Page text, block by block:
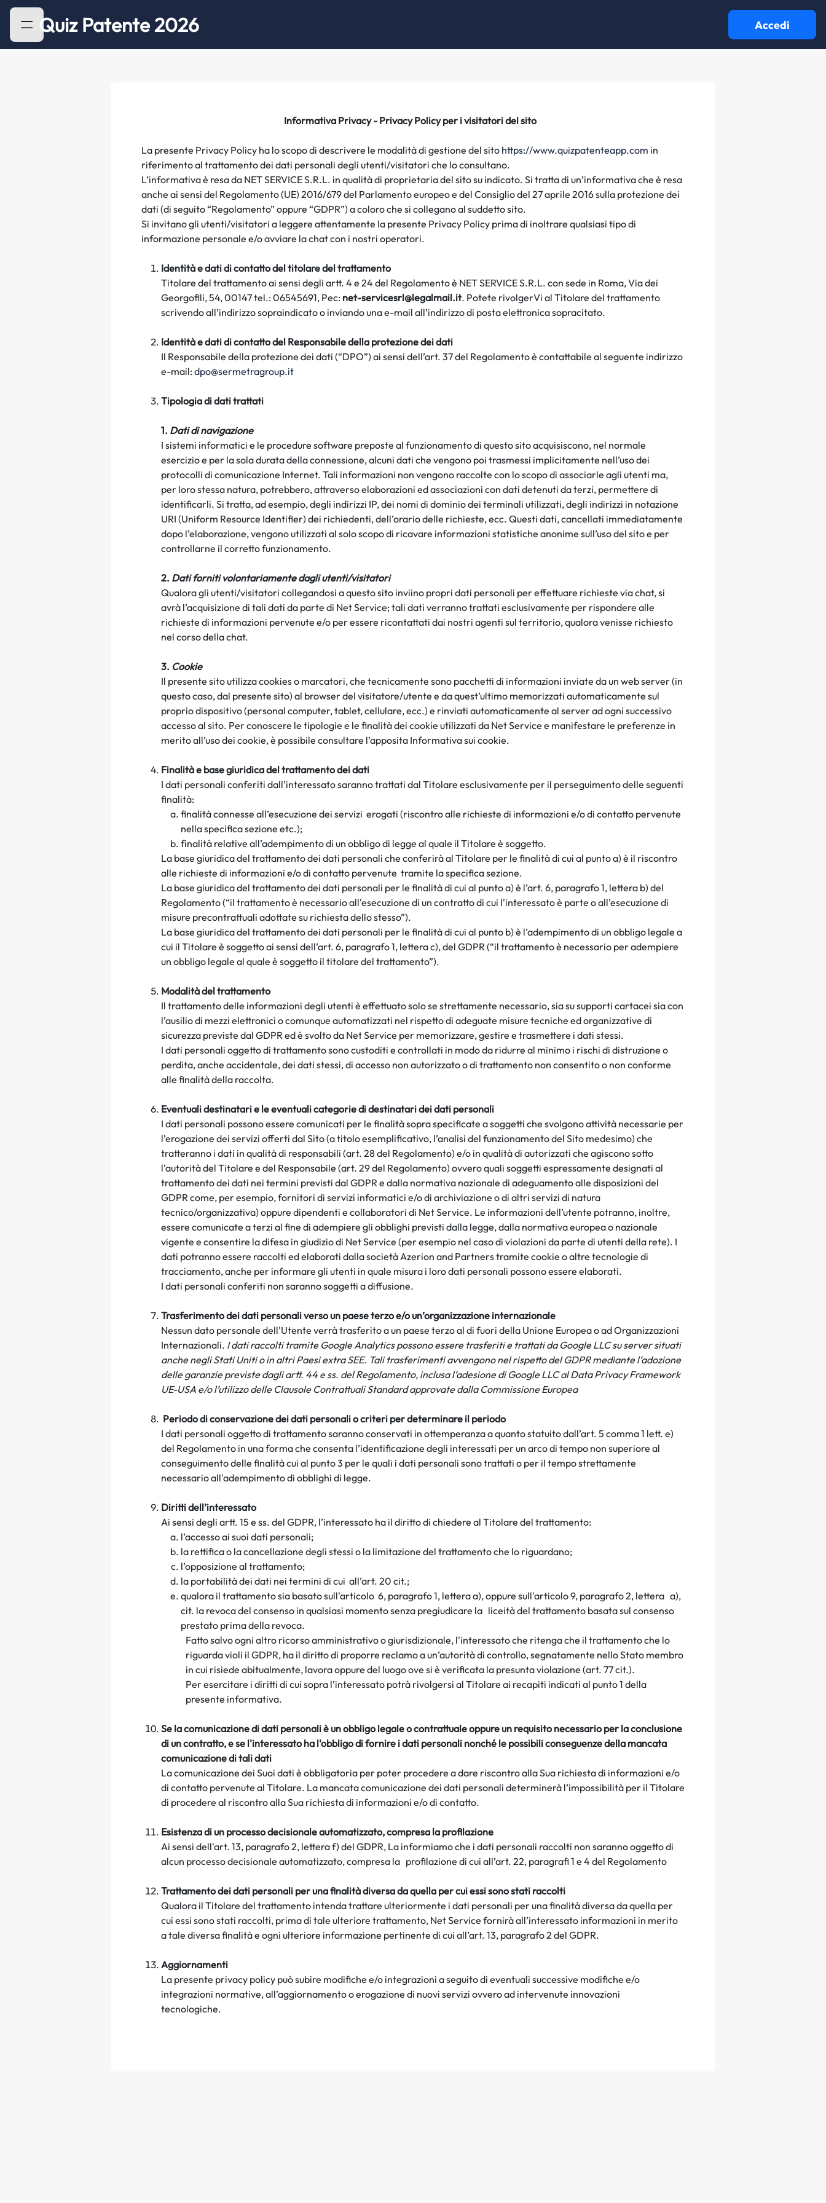
Quiz Patente 2026 Accedi
Informativa Privacy - Privacy Policy per i visitatori del sito
La presente Privacy Policy ha lo scopo di descrivere le modalità di gestione del sito https://www.quizpatenteapp.com in
riferimento al trattamento dei dati personali degli utenti/visitatori che lo consultano.
L’informativa è resa da NET SERVICE S.R.L. in qualità di proprietaria del sito su indicato. Si tratta di un’informativa che è resa
anche ai sensi del Regolamento (UE) 2016/679 del Parlamento europeo e del Consiglio del 27 aprile 2016 sulla protezione dei
dati (di seguito “Regolamento” oppure “GDPR”) a coloro che si collegano al suddetto sito.
Si invitano gli utenti/visitatori a leggere attentamente la presente Privacy Policy prima di inoltrare qualsiasi tipo di
informazione personale e/o avviare la chat con i nostri operatori.
Identità e dati di contatto del titolare del trattamento
Titolare del trattamento ai sensi degli artt. 4 e 24 del Regolamento è NET SERVICE S.R.L. con sede in Roma, Via dei
Georgofili, 54, 00147 tel.: 06545691, Pec: net-servicesrl@legalmail.it. Potete rivolgerVi al Titolare del trattamento
scrivendo all’indirizzo sopraindicato o inviando una e-mail all’indirizzo di posta elettronica sopracitato.
Identità e dati di contatto del Responsabile della protezione dei dati
Il Responsabile della protezione dei dati (“DPO”) ai sensi dell’art. 37 del Regolamento è contattabile al seguente indirizzo
e-mail: dpo@sermetragroup.it
Tipologia di dati trattati
1. Dati di navigazione
I sistemi informatici e le procedure software preposte al funzionamento di questo sito acquisiscono, nel normale
esercizio e per la sola durata della connessione, alcuni dati che vengono poi trasmessi implicitamente nell’uso dei
protocolli di comunicazione Internet. Tali informazioni non vengono raccolte con lo scopo di associarle agli utenti ma,
per loro stessa natura, potrebbero, attraverso elaborazioni ed associazioni con dati detenuti da terzi, permettere di
identificarli. Si tratta, ad esempio, degli indirizzi IP, dei nomi di dominio dei terminali utilizzati, degli indirizzi in notazione
URI (Uniform Resource Identifier) dei richiedenti, dell’orario delle richieste, ecc. Questi dati, cancellati immediatamente
dopo l’elaborazione, vengono utilizzati al solo scopo di ricavare informazioni statistiche anonime sull’uso del sito e per
controllarne il corretto funzionamento.
2. Dati forniti volontariamente dagli utenti/visitatori
Qualora gli utenti/visitatori collegandosi a questo sito inviino propri dati personali per effettuare richieste via chat, si
avrà l’acquisizione di tali dati da parte di Net Service; tali dati verranno trattati esclusivamente per rispondere alle
richieste di informazioni pervenute e/o per essere ricontattati dai nostri agenti sul territorio, qualora venisse richiesto
nel corso della chat.
3. Cookie
Il presente sito utilizza cookies o marcatori, che tecnicamente sono pacchetti di informazioni inviate da un web server (in
questo caso, dal presente sito) al browser del visitatore/utente e da quest’ultimo memorizzati automaticamente sul
proprio dispositivo (personal computer, tablet, cellulare, ecc.) e rinviati automaticamente al server ad ogni successivo
accesso al sito. Per conoscere le tipologie e le finalità dei cookie utilizzati da Net Service e manifestare le preferenze in
merito all’uso dei cookie, è possibile consultare l’apposita Informativa sui cookie.
Finalità e base giuridica del trattamento dei dati
I dati personali conferiti dall’interessato saranno trattati dal Titolare esclusivamente per il perseguimento delle seguenti
finalità:
finalità connesse all’esecuzione dei servizi erogati (riscontro alle richieste di informazioni e/o di contatto pervenute
nella specifica sezione etc.);
finalità relative all’adempimento di un obbligo di legge al quale il Titolare è soggetto.
La base giuridica del trattamento dei dati personali che conferirà al Titolare per le finalità di cui al punto a) è il riscontro
alle richieste di informazioni e/o di contatto pervenute tramite la specifica sezione.
La base giuridica del trattamento dei dati personali per le finalità di cui al punto a) è l’art. 6, paragrafo 1, lettera b) del
Regolamento (“il trattamento è necessario all'esecuzione di un contratto di cui l'interessato è parte o all'esecuzione di
misure precontrattuali adottate su richiesta dello stesso”).
La base giuridica del trattamento dei dati personali per le finalità di cui al punto b) è l’adempimento di un obbligo legale a
cui il Titolare è soggetto ai sensi dell’art. 6, paragrafo 1, lettera c), del GDPR (“il trattamento è necessario per adempiere
un obbligo legale al quale è soggetto il titolare del trattamento”).
Modalità deltrattamento
Il trattamento delle informazioni degli utenti è effettuato solo se strettamente necessario,sia su supporti cartacei sia con
l’ausilio di mezzi elettronici o comunque automatizzati nel rispetto di adeguate misure tecniche ed organizzative di
sicurezza previste dal GDPR ed è svolto da Net Service per memorizzare, gestire e trasmettere i dati stessi.
I dati personali oggetto di trattamento sono custoditi e controllati in modo da ridurre al minimo i rischi di distruzione o
perdita, anche accidentale, dei dati stessi, di accesso non autorizzato o di trattamento non consentito o non conforme
alle finalità della raccolta.
Eventuali destinatari e le eventuali categorie di destinatari dei dati personali
I dati personali possono essere comunicati per le finalità sopra specificate a soggetti che svolgono attività necessarie per
l’erogazione dei servizi offerti dal Sito (a titolo esemplificativo, l’analisi del funzionamento del Sito medesimo) che
tratteranno i dati in qualità di responsabili (art. 28 del Regolamento) e/o in qualità di autorizzati che agiscono sotto
l’autorità del Titolare e del Responsabile (art. 29 del Regolamento) ovvero quali soggetti espressamente designati al
trattamento dei dati nei termini previsti dal GDPR e dalla normativa nazionale di adeguamento alle disposizioni del
GDPR come, per esempio, fornitori di servizi informatici e/o di archiviazione o di altri servizi di natura
tecnico/organizzativa) oppure dipendenti e collaboratori di Net Service. Le informazioni dell’utente potranno, inoltre,
essere comunicate a terzi al fine di adempiere gli obblighi previsti dalla legge, dalla normativa europea o nazionale
vigente e consentire la difesa in giudizio di Net Service (per esempio nel caso di violazioni da parte di utenti della rete). I
dati potranno essere raccolti ed elaborati dalla società Azerion and Partners tramite cookie o altre tecnologie di
tracciamento, anche per informare gli utenti in quale misura i loro dati personali possono essere elaborati.
I dati personali conferiti non saranno soggetti a diffusione.
Trasferimento dei dati personali verso un paese terzo e/o un’organizzazione internazionale
Nessun dato personale dell'Utente verrà trasferito a un paese terzo al di fuori della Unione Europea o ad Organizzazioni
Internazionali. I dati raccolti tramite Google Analytics possono essere trasferiti e trattati da Google LLC su server situati
anche negli Stati Uniti o in altri Paesi extra SEE. Tali trasferimenti avvengono nel rispetto del GDPR mediante l’adozione
delle garanzie previste dagli artt. 44 e ss. del Regolamento, inclusa l’adesione di Google LLC al Data Privacy Framework
UE-USA e/o l’utilizzo delle Clausole Contrattuali Standard approvate dalla Commissione Europea
Periodo di conservazione dei dati personali o criteri per determinare il periodo
I dati personali oggetto di trattamento saranno conservati in ottemperanza a quanto statuito dall’art. 5 comma 1 lett. e)
del Regolamento in una forma che consenta l’identificazione degli interessati per un arco di tempo non superiore al
conseguimento delle finalità cui al punto 3 per le quali i dati personali sono trattati o per il tempo strettamente
necessario all'adempimento di obblighi di legge.
Diritti dell’interessato
Ai sensi degli artt. 15 e ss. del GDPR, l’interessato ha il diritto di chiedere al Titolare del trattamento:
l’accesso ai suoi dati personali;
la rettifica o la cancellazione degli stessi o la limitazione del trattamento che lo riguardano;
l’opposizione al trattamento;
la portabilità dei dati nei termini di cui all’art. 20 cit.;
qualora il trattamento sia basatosull'articolo 6, paragrafo 1, lettera a), oppure sull'articolo 9, paragrafo 2, lettera a),
cit. la revoca del consenso in qualsiasi momento senza pregiudicare la liceità del trattamento basata sul consenso
prestato prima della revoca.
Fatto salvo ogni altro ricorso amministrativo o giurisdizionale, l'interessato che ritenga che il trattamento che lo
riguarda violi il GDPR, ha il diritto di proporre reclamo a un’autorità di controllo, segnatamente nello Stato membro
in cui risiede abitualmente, lavora oppure del luogo ove si è verificata la presunta violazione (art. 77 cit.).
Per esercitare i diritti di cui sopra l’interessato potrà rivolgersi al Titolare ai recapiti indicati al punto 1 della
presente informativa.
Se la comunicazione di dati personali è un obbligo legale o contrattuale oppure un requisito necessario per la conclusione
di un contratto, e se l'interessato ha l'obbligo di fornire i dati personali nonché le possibili conseguenze della mancata
comunicazione di talidati
La comunicazione dei Suoi dati è obbligatoria per poter procedere a dare riscontro alla Sua richiesta di informazioni e/o
di contatto pervenute al Titolare. La mancata comunicazione dei dati personali determinerà l’impossibilità per il Titolare
di procedere al riscontro alla Sua richiesta di informazioni e/o di contatto.
Esistenza di un processo decisionale automatizzato, compresa la profilazione
Ai sensi dell'art. 13, paragrafo 2, lettera f) del GDPR, La informiamo che i dati personali raccolti non saranno oggetto di
alcun processo decisionale automatizzato, compresa la profilazione di cui all’art. 22, paragrafi 1 e 4 del Regolamento
Trattamento dei dati personali per una finalità diversa da quella per cui essi sono stati raccolti
Qualora il Titolare del trattamento intenda trattare ulteriormente i dati personali per una finalità diversa da quella per
cui essi sono stati raccolti, prima di tale ulteriore trattamento, Net Service fornirà all’interessato informazioni in merito
a tale diversa finalità e ogni ulteriore informazione pertinente di cui all’art. 13, paragrafo 2 del GDPR.
Aggiornamenti
La presente privacy policy può subire modifiche e/o integrazioni a seguito di eventuali successive modifiche e/o
integrazioni normative, all’aggiornamento o erogazione di nuovi servizi ovvero ad intervenute innovazioni
tecnologiche.